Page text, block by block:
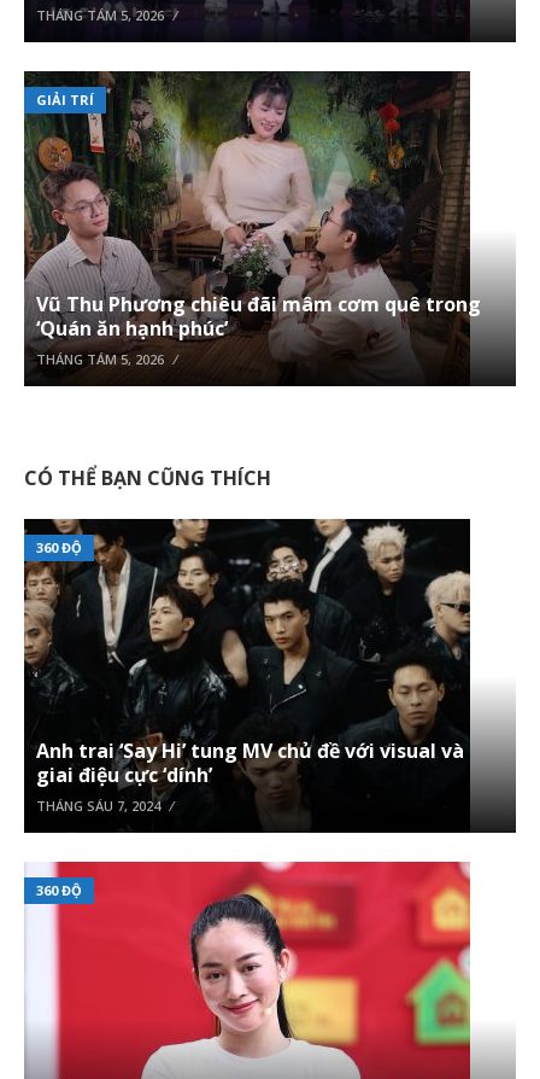
THÁNG TÁM 5, 2026
GIẢI TRÍ
Vũ Thu Phương chiêu đãi mâm cơm quê trong
‘Quán ăn hạnh phúc’
THÁNG TÁM 5, 2026
CÓ THỂ BẠN CŨNG THÍCH
360 ĐỘ
Anh trai ‘Say Hi’ tung MV chủ đề với visual và
giai điệu cực ‘dính’
THÁNG SÁU 7, 2024
360 ĐỘ